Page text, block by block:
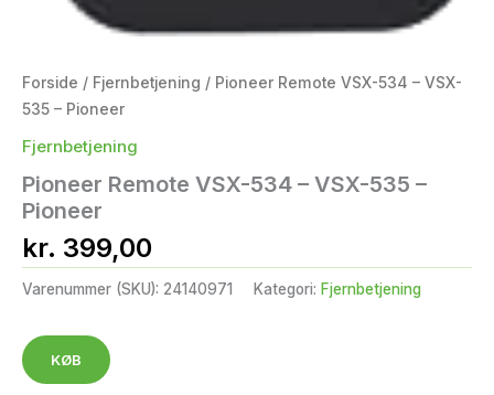
Forside / Fjernbetjening / Pioneer Remote VSX-534 – VSX-
535 – Pioneer
Fjernbetjening
Pioneer Remote VSX-534 – VSX-535 –
Pioneer
kr. 399,00
Varenummer (SKU): 24140971 Kategori: Fjernbetjening
KØB